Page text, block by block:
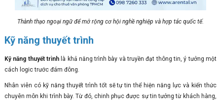
Thành thạo ngoại ngữ để mở rộng cơ hội nghề nghiệp và hợp tác quốc tế.
Kỹ năng thuyết trình
Kỹ năng thuyết trìnhlà khả năng trình bày và truyền đạt thông tin, ý tưởng một
cách logic trước đám đông.
Nhân viên có kỹ năng thuyết trình tốt sẽ tự tin thể hiện năng lực và kiến thức
chuyên môn khi trình bày. Từ đó, chinh phục được sự tin tưởng từ khách hàng,